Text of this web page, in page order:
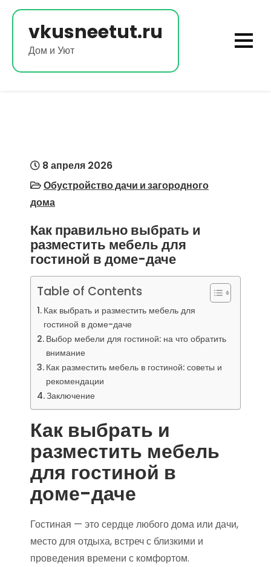
Перейти
содержимому
vkusneetut.ru
Дом и Уют
8 апреля 2026
Обустройство дачи и загородного
дома
Как правильно выбрать и
разместить мебель для
гостиной в доме-даче
Table of Contents
Как выбрать и разместить мебель для
гостиной в доме-даче
Выбор мебели для гостиной: на что обратить
внимание
Как разместить мебель в гостиной: советы и
рекомендации
Заключение
Как выбрать и
разместить мебель
для гостиной в
доме-даче
Гостиная — это сердце любого дома или дачи,
место для отдыха, встреч с близкими и
проведения времени с комфортом.